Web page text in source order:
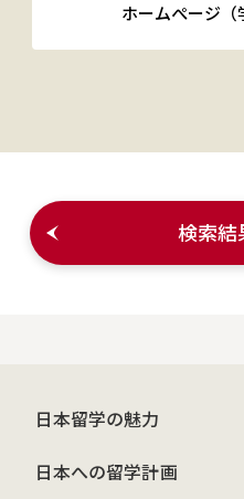
ホームぺージ（
検索結
日本留学の魅力
日本への留学計画